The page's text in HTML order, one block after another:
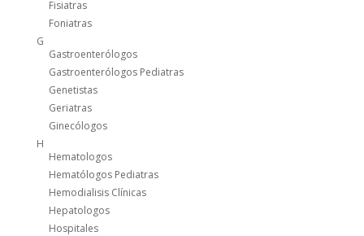
Fisiatras
Foniatras
G
Gastroenterólogos
Gastroenterólogos Pediatras
Genetistas
Geriatras
Ginecólogos
H
Hematologos
Hematólogos Pediatras
Hemodialisis Clínicas
Hepatologos
Hospitales